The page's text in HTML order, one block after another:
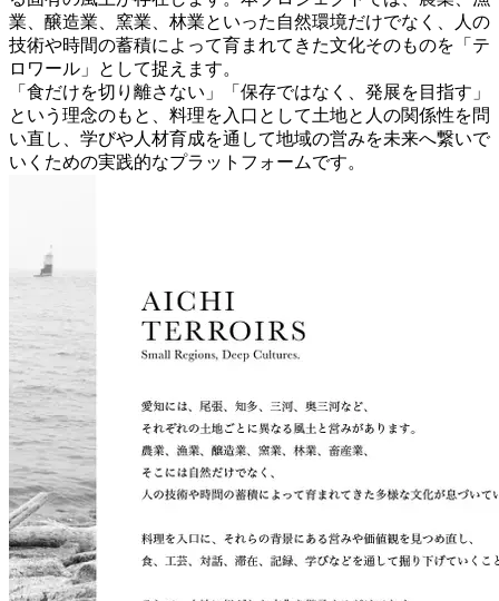
業、醸造業、窯業、林業といった自然環境だけでなく、人の
技術や時間の蓄積によって育まれてきた文化そのものを「テ
ロワール」として捉えます。
「食だけを切り離さない」「保存ではなく、発展を目指す」
という理念のもと、料理を入口として土地と人の関係性を問
い直し、学びや人材育成を通して地域の営みを未来へ繋いで
いくための実践的なプラットフォームです。